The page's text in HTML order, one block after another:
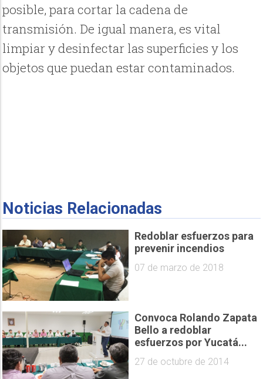
posible, para cortar la cadena de
transmisión. De igual manera, es vital
limpiar y desinfectar las superficies y los
objetos que puedan estar contaminados.
Noticias Relacionadas
Redoblar esfuerzos para
prevenir incendios
07 de marzo de 2018
Convoca Rolando Zapata
Bello a redoblar
esfuerzos por Yucatá...
27 de octubre de 2014